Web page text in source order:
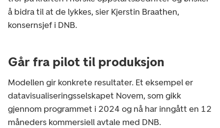
å bidra til at de lykkes, sier Kjerstin Braathen,
konsernsjef i DNB.
Går fra pilot til produksjon
Modellen gir konkrete resultater. Et eksempel er
datavisualiseringsselskapet Novem, som gikk
gjennom programmet i 2024 og nå har inngått en 12
måneders kommersiell avtale med DNB.